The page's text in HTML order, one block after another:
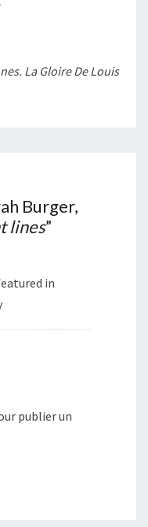
La Gloire De Louis
Burger,
lines”
in
publier un